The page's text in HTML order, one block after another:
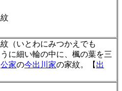
（いとわにみつかえでも
に細い輪の中に、楓の葉を三
公家の今出川家の家紋。【 出